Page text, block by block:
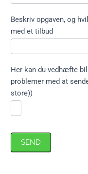
Beskriv opgaven, og
med et tilbud
Her kan du vedhæfte
problemer med at
store))
SEND